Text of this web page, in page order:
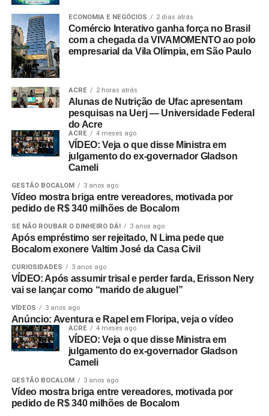
ECONOMIA E NEGÓCIOS 2 dias atrás
Comércio Interativo ganha força no Brasil
com a chegada da VIVAMOMENTO ao polo
empresarial da Vila Olímpia, em São Paulo
ACRE 2 horas atrás
Alunas de Nutrição de Ufac apresentam
pesquisas na Uerj — Universidade Federal
do Acre
ACRE 4 meses ago
VÍDEO: Veja o que disse Ministra em
julgamento do ex-governador Gladson
Cameli
GESTÃO BOCALOM 3 anos ago
Vídeo mostra briga entre vereadores, motivada por
pedido de R$ 340 milhões de Bocalom
SE NÃO ROUBAR O DINHEIRO DÁ! 3 anos ago
Após empréstimo ser rejeitado, N Lima pede que
Bocalom exonere Valtim José da Casa Civil
CURIOSIDADES 3 anos ago
VÍDEO: Após assumir trisal e perder farda, Erisson Nery
vai se lançar como “marido de aluguel”
VÍDEOS 3 anos ago
Anúncio: Aventura e Rapel em Floripa, veja o vídeo
ACRE 4 meses ago
VÍDEO: Veja o que disse Ministra em
julgamento do ex-governador Gladson
Cameli
GESTÃO BOCALOM 3 anos ago
Vídeo mostra briga entre vereadores, motivada por
pedido de R$ 340 milhões de Bocalom